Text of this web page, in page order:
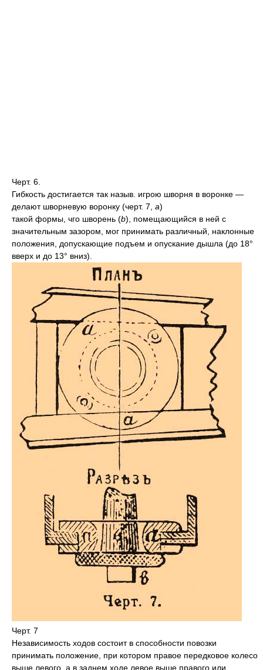
Черт. 6.
Гибкость достигается так назыв. игрою шворня в воронке —
делают шворневую воронку (черт. 7, a)
такой формы, чго шворень (b), помещающийся в ней с
значительным зазором, мог принимать различный, наклонные
положения, допускающие подъем и опускание дышла (до 18°
вверх и до 13° вниз).
Черт. 7
Независимость ходов состоит в способности повозки
принимать положение, при котором правое передковое колесо
выше левого, а в заднем ходе левое выше правого или